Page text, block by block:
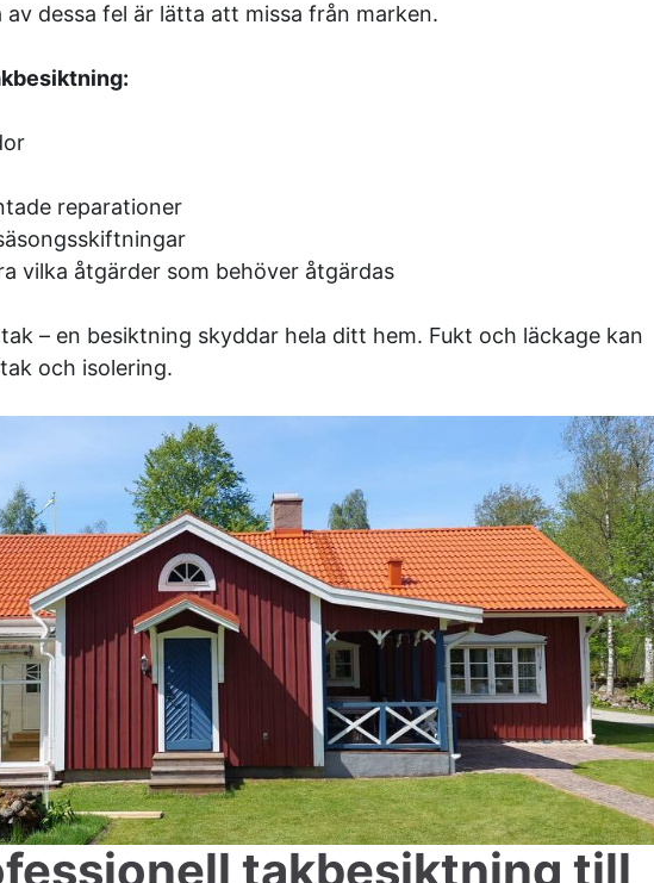
dessa fel är lätta att missa från marken.
reparationer
vilka åtgärder som behöver åtgärdas
– en besiktning skyddar hela ditt hem. Fukt och läckage kan
och isolering.
takbesiktning till